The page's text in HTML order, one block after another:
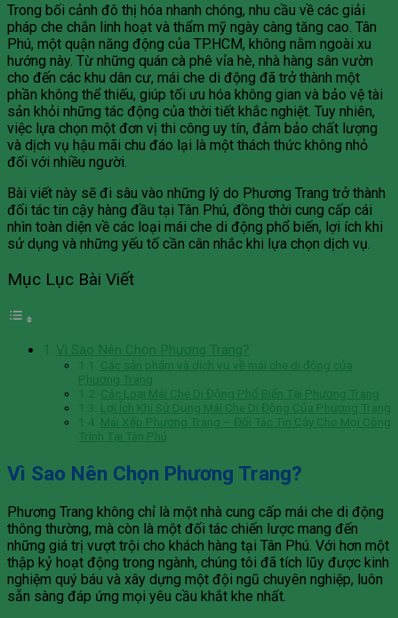
Trong bối cảnh đô thị hóa nhanh chóng, nhu cầu về các giải
pháp che chắn linh hoạt và thẩm mỹ ngày càng tăng cao. Tân
Phú, một quận năng động của TP.HCM, không nằm ngoài xu
hướng này. Từ những quán cà phê vỉa hè, nhà hàng sân vườn
cho đến các khu dân cư, mái che di động đã trở thành một
phần không thể thiếu, giúp tối ưu hóa không gian và bảo vệ tài
sản khỏi những tác động của thời tiết khắc nghiệt. Tuy nhiên,
việc lựa chọn một đơn vị thi công uy tín, đảm bảo chất lượng
và dịch vụ hậu mãi chu đáo lại là một thách thức không nhỏ
đối với nhiều người.
Bài viết này sẽ đi sâu vào những lý do Phương Trang trở thành
đối tác tin cậy hàng đầu tại Tân Phú, đồng thời cung cấp cái
nhìn toàn diện về các loại mái che di động phổ biến, lợi ích khi
sử dụng và những yếu tố cần cân nhắc khi lựa chọn dịch vụ.
Mục Lục Bài Viết
Vì Sao Nên Chọn Phương Trang?
Các sản phẩm và dịch vụ về mái che di động của
Phương Trang
Các Loại Mái Che Di Động Phổ Biến Tại Phương Trang
Lợi Ích Khi Sử Dụng Mái Che Di Động Của Phương Trang
Mái Xếp Phương Trang – Đối Tác Tin Cậy Cho Mọi Công
Trình Tại Tân Phú
Vì Sao Nên Chọn Phương Trang?
Phương Trang không chỉ là một nhà cung cấp mái che di động
thông thường, mà còn là một đối tác chiến lược mang đến
những giá trị vượt trội cho khách hàng tại Tân Phú. Với hơn một
thập kỷ hoạt động trong ngành, chúng tôi đã tích lũy được kinh
nghiệm quý báu và xây dựng một đội ngũ chuyên nghiệp, luôn
sẵn sàng đáp ứng mọi yêu cầu khắt khe nhất.